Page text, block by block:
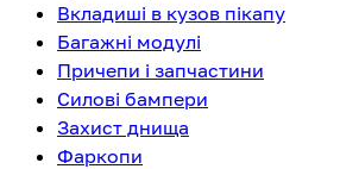
Вкладиші в кузов пікапу
Багажні модулі
Причепи і запчастини
Силові бампери
Захист днища
Фаркопи